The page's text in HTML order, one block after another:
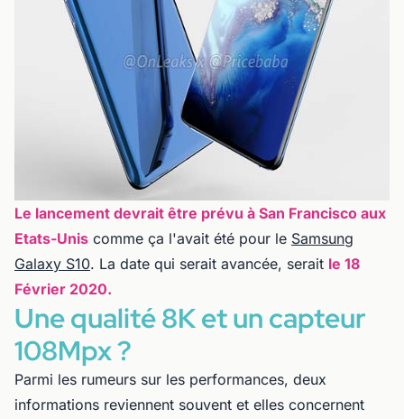
Le lancement devrait être prévu à San Francisco aux
Etats-Unis comme ça l'avait été pour le Samsung
Galaxy S10. La date qui serait avancée, serait le 18
Février 2020.
Une qualité 8K et un capteur
108Mpx ?
Parmi les rumeurs sur les performances, deux
informations reviennent souvent et elles concernent